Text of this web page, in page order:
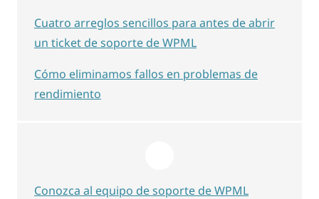
Cuatro arreglos sencillos para antes de abrir
un ticket de soporte de WPML
Cómo eliminamos fallos en problemas de
rendimiento
Conozca al equipo de soporte de WPML